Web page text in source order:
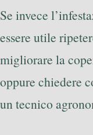
Se invece
essere utile
migliorare la
oppure chiedere
un tecnico